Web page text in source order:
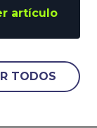
y
le
En
artículo
TODOS